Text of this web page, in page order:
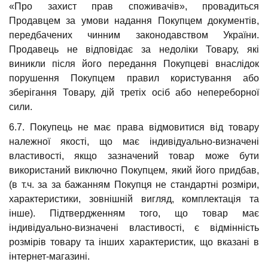
«Про захист прав споживачів», провадиться
Продавцем за умови надання Покупцем документів,
передбачених чинним законодавством України.
Продавець не відповідає за недоліки Товару, які
виникли після його передання Покупцеві внаслідок
порушення Покупцем правил користування або
зберігання Товару, дій третіх осіб або непереборної
сили.
6.7. Покупець не має права відмовитися від товару
належної якості, що має індивідуально-визначені
властивості, якщо зазначений товар може бути
використаний виключно Покупцем, який його придбав,
(в т.ч. за за бажанням Покупця не стандартні розміри,
характеристики, зовнішній вигляд, комплектація та
інше). Підтвердженням того, що товар має
індивідуально-визначені властивості, є відмінність
розмірів товару та інших характеристик, що вказані в
інтернет-магазині.